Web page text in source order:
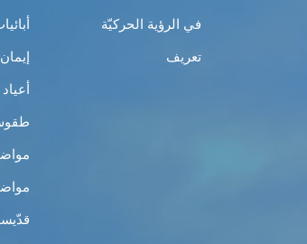
في الرؤية الحركيّة
تعريف
أعياد